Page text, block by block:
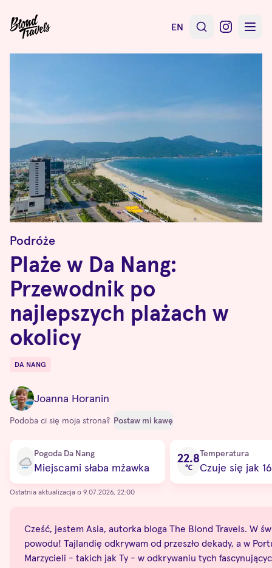
EN
Podróże
Plaże w Da Nang:
Przewodnik po
najlepszych plażach w
okolicy
Destinations
DA NANG
Joanna Horanin
Podoba ci się moja strona? Postaw mi kawę
Pogoda Da Nang
Miejscami słaba mżawka
22.8
℃
Temperatura
Czuje się jak
Ostatnia aktualizacja o 9.07.2026, 22:00
Cześć, jestem Asia, autorka bloga The Blond Travels. W
powodu! Tajlandię odkrywam od przeszło dekady, a w
Marzycieli - takich jak Ty - w odkrywaniu tych